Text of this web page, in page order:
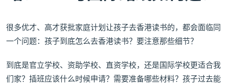
很多优才、高才获批家庭计划让孩子去香港读书的，都会面临同
一个问题：孩子到底怎么去香港读书？要注意那些细节？
到底是官立学校、资助学校、直资学校，还是国际学校更适合我
们家？插班应该什么时候申请？需要准备哪些材料？孩子过去能